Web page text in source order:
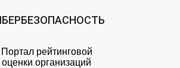
Портал рейтинговой
оценки организаций